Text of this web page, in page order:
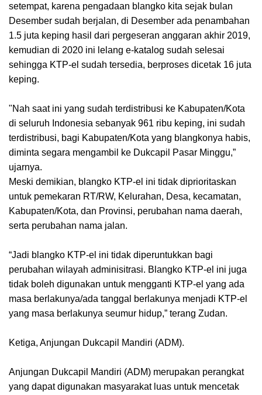
setempat, karena pengadaan blangko kita sejak bulan
Desember sudah berjalan, di Desember ada penambahan
1.5 juta keping hasil dari pergeseran anggaran akhir 2019,
kemudian di 2020 ini lelang e-katalog sudah selesai
sehingga KTP-el sudah tersedia, berproses dicetak 16 juta
keping.
"Nah saat ini yang sudah terdistribusi ke Kabupaten/Kota
di seluruh Indonesia sebanyak 961 ribu keping, ini sudah
terdistribusi, bagi Kabupaten/Kota yang blangkonya habis,
diminta segara mengambil ke Dukcapil Pasar Minggu,”
ujarnya.
Meski demikian, blangko KTP-el ini tidak diprioritaskan
untuk pemekaran RT/RW, Kelurahan, Desa, kecamatan,
Kabupaten/Kota, dan Provinsi, perubahan nama daerah,
serta perubahan nama jalan.
“Jadi blangko KTP-el ini tidak diperuntukkan bagi
perubahan wilayah adminisitrasi. Blangko KTP-el ini juga
tidak boleh digunakan untuk mengganti KTP-el yang ada
masa berlakunya/ada tanggal berlakunya menjadi KTP-el
yang masa berlakunya seumur hidup,” terang Zudan.
Ketiga, Anjungan Dukcapil Mandiri (ADM).
Anjungan Dukcapil Mandiri (ADM) merupakan perangkat
yang dapat digunakan masyarakat luas untuk mencetak